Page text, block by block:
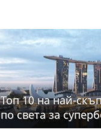
Топ 10 на най-
по света за